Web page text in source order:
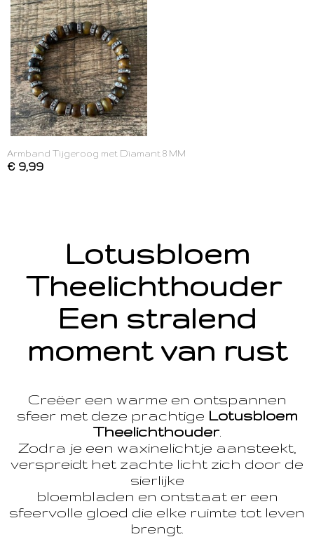
Armband Tijgeroog met Diamant 8 MM
€ 9,99
Lotusbloem
Theelichthouder
Een stralend
moment van rust
Creëer een warme en ontspannen
sfeer met deze prachtige Lotusbloem
Theelichthouder.
Zodra je een waxinelichtje aansteekt,
verspreidt het zachte licht zich door de
sierlijke
bloembladen en ontstaat er een
sfeervolle gloed die elke ruimte tot leven
brengt.